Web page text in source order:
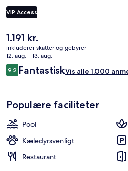
VIP Access
Den
nuværende
pris
er
1.191 kr.
1.191 kr.
inkluderer skatter og gebyrer
12. aug. - 13. aug.
Anmeldelser
9,29,2 ud af 10.
FantastiskVis alle 1.000
Populære faciliteter
Pool
Kæledyrsvenligt
Restaurant